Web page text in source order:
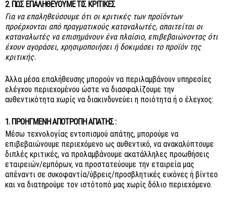
2. ΠΏΣ ΕΠΑΛΗΘΕΎΟΥΜΕ ΤΙΣ ΚΡΙΤΙΚΈΣ
Για να επαληθεύσουμε ότι οι κριτικές των προϊόντων
προέρχονται από πραγματικούς καταναλωτές, απαιτείται οι
καταναλωτές να επισημάνουν ένα πλαίσιο, επιβεβαιώνοντας ότι
έχουν αγοράσει, χρησιμοποιήσει ή δοκιμάσει το προϊόν της
κριτικής.
Άλλα μέσα επαλήθευσης μπορούν να περιλαμβάνουν υπηρεσίες
ελέγχου περιεχομένου ώστε να διασφαλίζουμε την
αυθεντικότητα χωρίς να διακινδυνεύει η ποιότητα ή ο έλεγχος:
1. ΠΡΟΗΓΜΈΝΗ ΑΠΟΤΡΟΠΉ ΑΠΆΤΗΣ :
Μέσω τεχνολογίας εντοπισμού απάτης, μπορούμε να
επιβεβαιώνουμε περιεχόμενο ως αυθεντικό, να ανακαλύπτουμε
διπλές κριτικές, να προλαμβάνουμε ακατάλληλες προωθήσεις
εταιρειών/εμπόρων, να προστατεύουμε την εταιρεία μας
απέναντι σε συκοφαντία/ύβρεις/προσβλητικές εικόνες ή βίντεο
και να διατηρούμε τον ιστότοπό μας χωρίς δόλιο περιεχόμενο.